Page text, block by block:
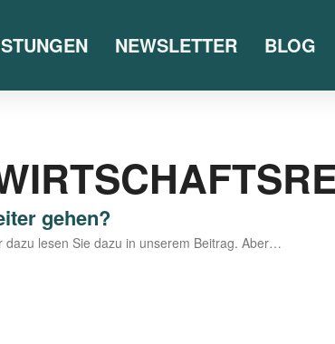
NEWSLETTER BLOG
gehen?
lesen Sie dazu in unse­rem Bei­trag. Aber…